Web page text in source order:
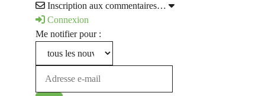
Inscription aux commentaires…
Connexion
Me notifier pour :